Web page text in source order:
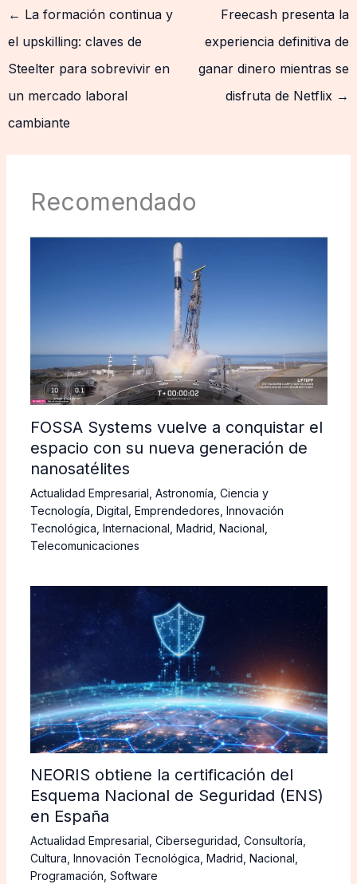
← La formación continua y
el upskilling: claves de
Steelter para sobrevivir en
un mercado laboral
cambiante
Freecash presenta la
experiencia definitiva de
ganar dinero mientras se
disfruta de Netflix →
Recomendado
FOSSA Systems vuelve a conquistar el
espacio con su nueva generación de
nanosatélites
Actualidad Empresarial Astronomía Ciencia y
Tecnología Digital Emprendedores Innovación
Tecnológica Internacional Madrid Nacional
Telecomunicaciones
NEORIS obtiene la certificación del
Esquema Nacional de Seguridad (ENS)
en España
Actualidad Empresarial Ciberseguridad Consultoría
Cultura Innovación Tecnológica Madrid Nacional
Programación Software